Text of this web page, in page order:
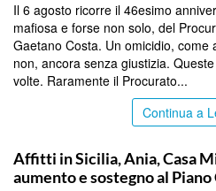
Il 6 agosto ricorre il 46esimo
mafiosa e forse non solo, del
Gaetano Costa. Un omicidio, come
non, ancora senza giustizia.
volte. Raramente il Procurato...
Continua a
Affitti in Sicilia, Ania, Casa
aumento e sostegno al Piano